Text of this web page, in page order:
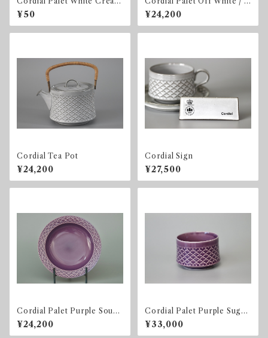
er
¥50
ight gray Soup Bowl
¥24,200
Cordial Tea Pot
¥24,200
Cordial Sign
¥27,500
Cordial Palet Purple Soup
Bowl
¥24,200
Cordial Palet Purple Sugar
Bowl
¥33,000